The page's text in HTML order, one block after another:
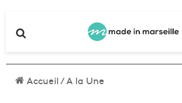
Accueil/A la Une